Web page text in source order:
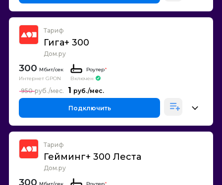
Тариф
Гига+ 300
Дом.ру
300
Интернет GPON
Роутер*
Включен
1
950
Подключить
Тариф
Гейминг+ 300 Леста
Дом.ру
300